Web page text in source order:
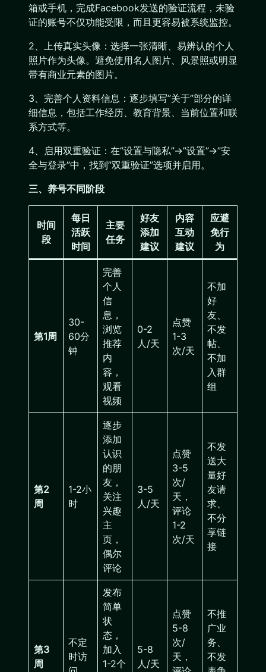
箱或手机，完成Facebook发送的验证流程，未验
证的账号不仅功能受限，而且更容易被系统监控。
2、上传真实头像：选择一张清晰、易辨认的个人
照片作为头像。避免使用名人图片、风景照或明显
带有商业元素的图片。
3、完善个人资料信息：逐步填写”关于”部分的详
细信息，包括工作经历、教育背景、当前位置和联
系方式等。
4、启用双重验证：在”设置与隐私”→”设置”→”安
全与登录”中，找到”双重验证”选项并启用。
三、养号不同阶段
时间
段
每日
活跃
时间
主要
任务
好友
添加
建议
内容
互动
建议
应避
免行
为
第1周
30-
60分
钟
完善
个人
信
息，
浏览
推荐
内
容，
观看
视频
0-2
人/天
点赞
1-3
次/天
不加
好
友、
不发
帖、
不加
入群
组
第2
周
1-2小
时
逐步
添加
认识
的朋
友，
关注
兴趣
主
页，
偶尔
评论
3-5
人/天
点赞
3-5
次/
天，
评论
1-2
次/天
不发
送大
量好
友请
求、
不分
享链
接
第3
周
不定
时访
发布
简单
状
态，
加入
1-2个
5-8
人/天
点赞
5-8
次/
天，
不推
广业
务、
不发